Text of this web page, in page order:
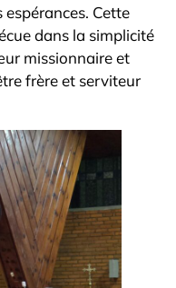
Cette
dans la simplicité
missionnaire et
frère et serviteur